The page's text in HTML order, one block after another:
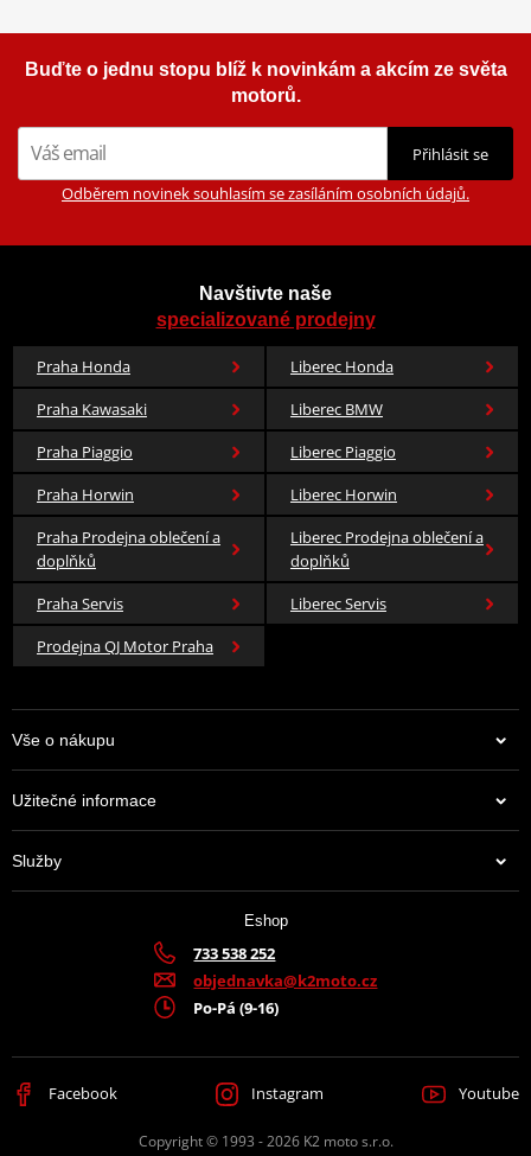
Buďte o jednu stopu blíž k novinkám a akcím ze světa
motorů.
Přihlásit se
Odběrem novinek souhlasím se zasíláním osobních údajů.
Navštivte naše
specializované prodejny
Praha Honda
Liberec Honda
Praha Kawasaki
Liberec BMW
Praha Piaggio
Liberec Piaggio
Praha Horwin
Liberec Horwin
Praha Prodejna oblečení a
doplňků
Liberec Prodejna oblečení a
doplňků
Praha Servis
Liberec Servis
Prodejna QJ Motor Praha
Vše o nákupu
Užitečné informace
Služby
Eshop
733 538 252
objednavka@k2moto.cz
Po-Pá (9-16)
Facebook Instagram Youtube
Copyright © 1993 - 2026 K2 moto s.r.o.